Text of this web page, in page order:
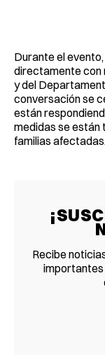
Durante el
directamente con
y del
conversación se
están
medidas se están
familias afectadas.
Recibe
importantes